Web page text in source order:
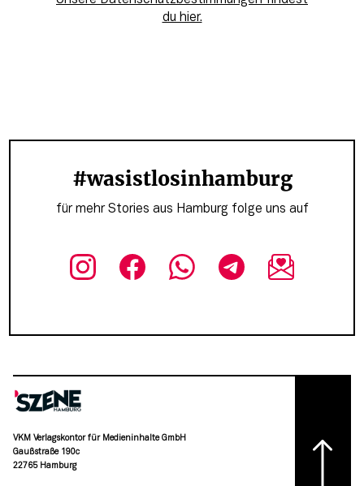
du hier.
#wasistlosinhamburg
für mehr Stories aus Hamburg folge uns auf
VKM Verlagskontor für Medieninhalte GmbH
Gaußstraße 190c
22765 Hamburg